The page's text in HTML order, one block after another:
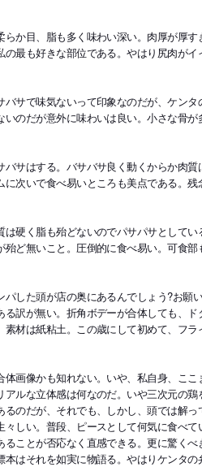
らか目、脂も多く味わい深い。肉厚が厚
最も好きな部位である。やはり尻肉がイ
バサで味気ないって印象なのだが、ケン
のだが意外に味わいは良い。小さな骨が
サはする。バサバサ良く動くからか肉
次いで食べ易いところも美点である。残
は硬く脂も殆どないのでパサパサとして
ど無いこと。圧倒的に食べ易い。可食部
パした頭が店の奥にあるんでしょう?お願
る訳が無い。折角ボデーが合体しても、
素材は紙粘土。この歳にして初めて、フ
画像かも知れない。いや、私自身、ここ
アルな立体感は何なのだ。いや三次元の
のだが、それでも、しかし、頭では解
々しい。普段、ピースとして何気に食べ
ることが否応なく直感できる。更に驚く
はそれを如実に物語る。やはりケンタの